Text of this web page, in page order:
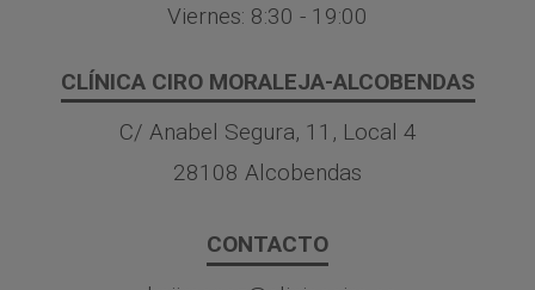
Viernes: 8:30 - 19:00
CLÍNICA CIRO MORALEJA-ALCOBENDAS
C/ Anabel Segura, 11, Local 4
28108 Alcobendas
CONTACTO